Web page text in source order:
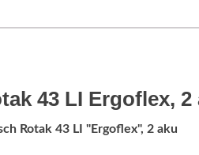
43 LI Ergoflex,
Rotak 43 LI "Ergoflex", 2 aku